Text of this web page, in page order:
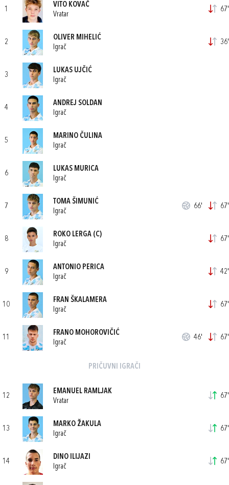
1
VITO KOVAČ
Vratar
67'
2
OLIVER MIHELIĆ
Igrač
36'
3
LUKAS UJČIĆ
Igrač
4
ANDREJ SOLDAN
Igrač
5
MARINO ČULINA
Igrač
6
LUKAS MURICA
Igrač
7
TOMA ŠIMUNIĆ
Igrač
66' 67'
8
ROKO LERGA (C)
Igrač
67'
9
ANTONIO PERICA
Igrač
42'
10
FRAN ŠKALAMERA
Igrač
67'
11
FRANO MOHOROVIČIĆ
Igrač
46' 67'
PRIČUVNI IGRAČI
12
EMANUEL RAMLJAK
Vratar
67'
13
MARKO ŽAKULA
Igrač
67'
14
DINO ILIJAZI
Igrač
67'